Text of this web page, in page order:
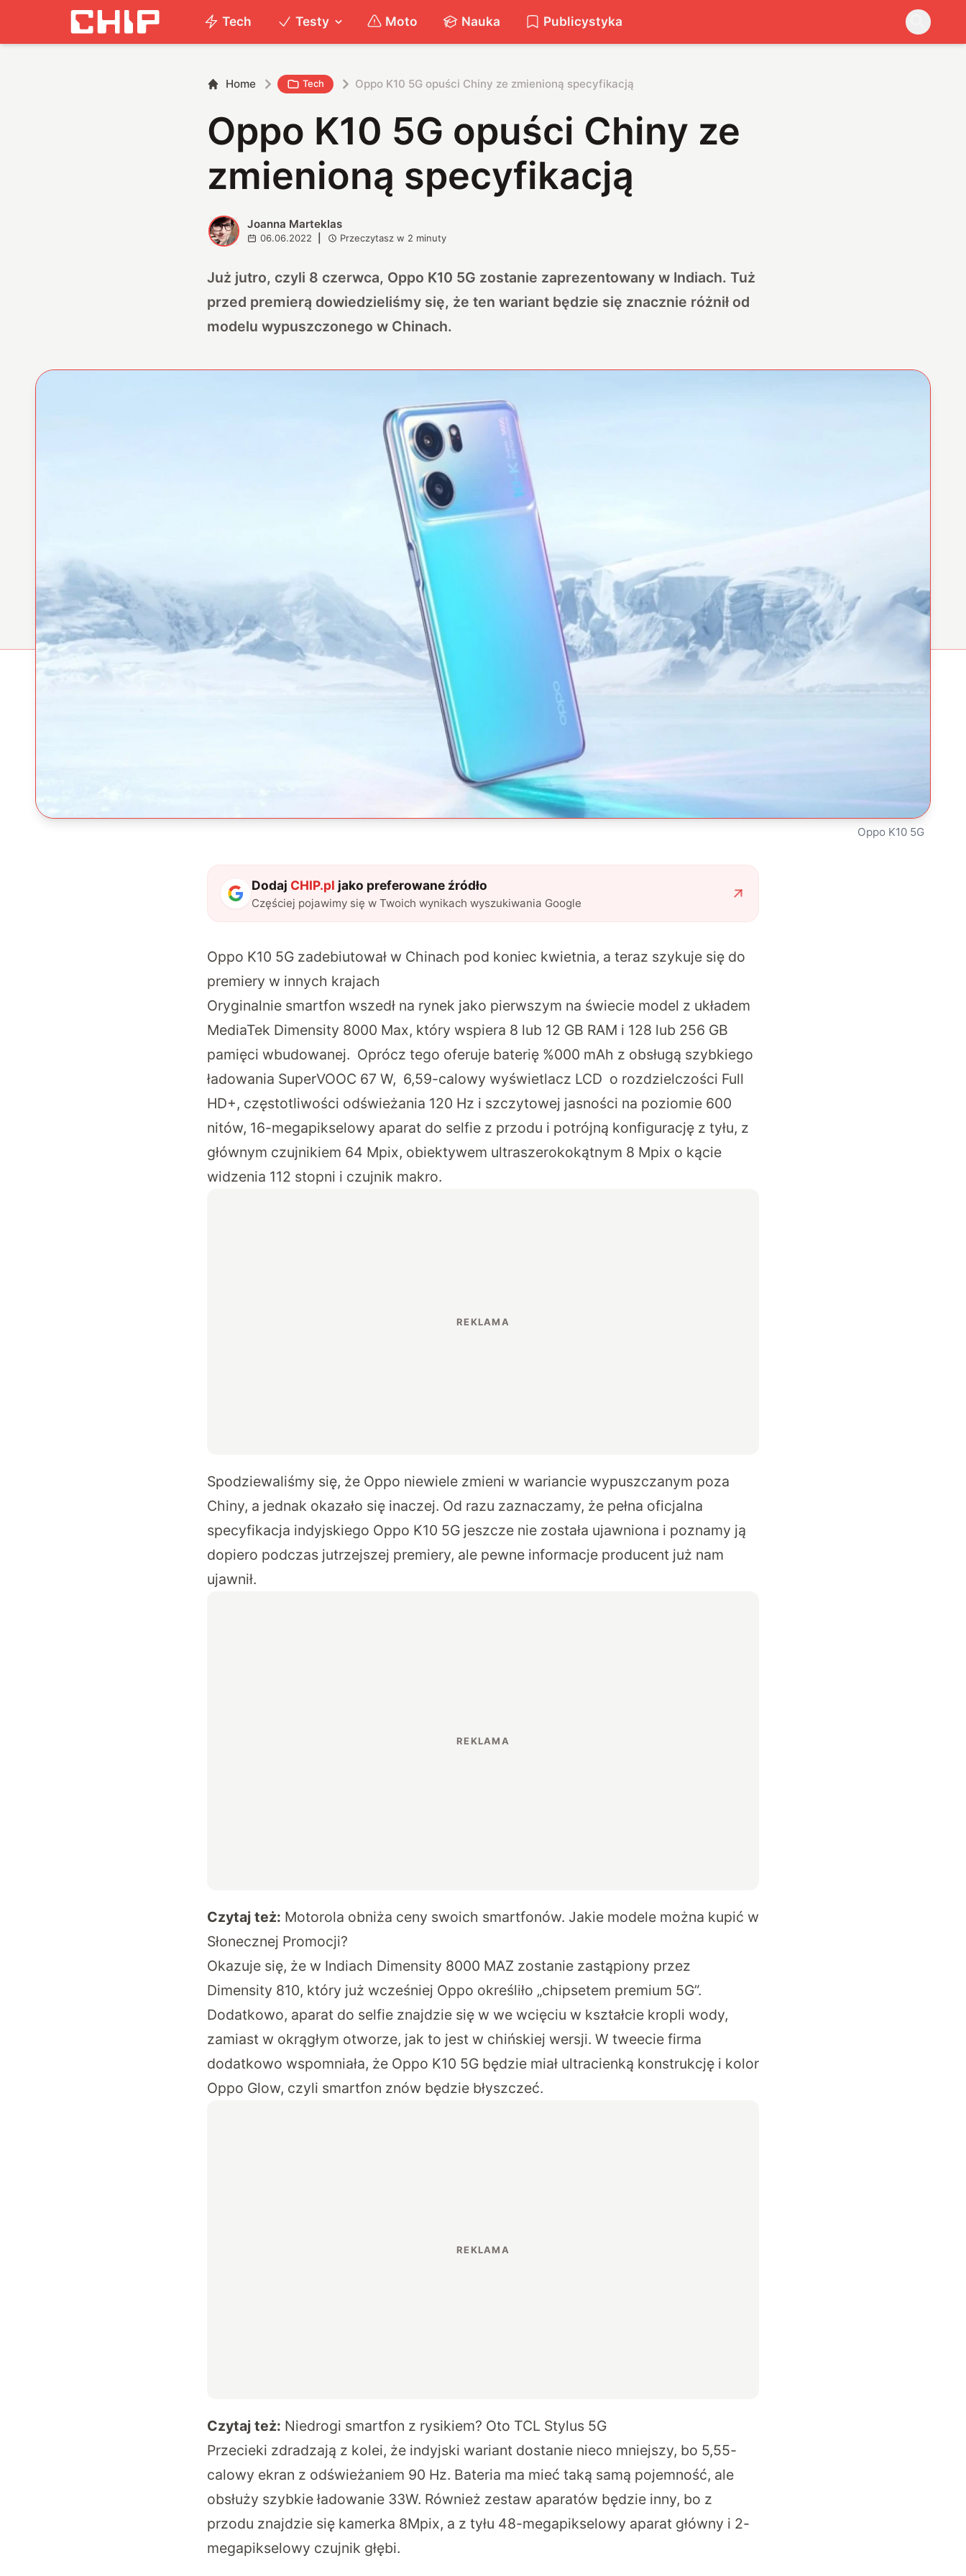
Tech Testy Moto Nauka Publicystyka
Home Tech Oppo K10 5G opuści Chiny ze zmienioną specyfikacją
Oppo K10 5G opuści Chiny ze
zmienioną specyfikacją
J Joanna Marteklas
06.06.2022 Przeczytasz w 2 minuty
Już jutro, czyli 8 czerwca, Oppo K10 5G zostanie zaprezentowany w Indiach. Tuż
przed premierą dowiedzieliśmy się, że ten wariant będzie się znacznie różnił od
modelu wypuszczonego w Chinach.
Oppo K10 5G
Dodaj CHIP.pl jako preferowane źródło
Częściej pojawimy się w Twoich wynikach wyszukiwania Google
Oppo K10 5G zadebiutował w Chinach pod koniec kwietnia, a teraz szykuje się do
premiery w innych krajach
Oryginalnie smartfon wszedł na rynek jako pierwszym na świecie model z układem
MediaTek Dimensity 8000 Max, który wspiera 8 lub 12 GB RAM i 128 lub 256 GB
pamięci wbudowanej. Oprócz tego oferuje baterię %000 mAh z obsługą szybkiego
ładowania SuperVOOC 67 W, 6,59-calowy wyświetlacz LCD o rozdzielczości Full
HD+, częstotliwości odświeżania 120 Hz i szczytowej jasności na poziomie 600
nitów, 16-megapikselowy aparat do selfie z przodu i potrójną konfigurację z tyłu, z
głównym czujnikiem 64 Mpix, obiektywem ultraszerokokątnym 8 Mpix o kącie
widzenia 112 stopni i czujnik makro.
Spodziewaliśmy się, że Oppo niewiele zmieni w wariancie wypuszczanym poza
Chiny, a jednak okazało się inaczej. Od razu zaznaczamy, że pełna oficjalna
specyfikacja indyjskiego Oppo K10 5G jeszcze nie została ujawniona i poznamy ją
dopiero podczas jutrzejszej premiery, ale pewne informacje producent już nam
ujawnił.
Czytaj też: Motorola obniża ceny swoich smartfonów. Jakie modele można kupić w
Słonecznej Promocji?
Okazuje się, że w Indiach Dimensity 8000 MAZ zostanie zastąpiony przez
Dimensity 810, który już wcześniej Oppo określiło „chipsetem premium 5G”.
Dodatkowo, aparat do selfie znajdzie się w we wcięciu w kształcie kropli wody,
zamiast w okrągłym otworze, jak to jest w chińskiej wersji. W tweecie firma
dodatkowo wspomniała, że Oppo K10 5G będzie miał ultracienką konstrukcję i kolor
Oppo Glow, czyli smartfon znów będzie błyszczeć.
Czytaj też: Niedrogi smartfon z rysikiem? Oto TCL Stylus 5G
Przecieki zdradzają z kolei, że indyjski wariant dostanie nieco mniejszy, bo 5,55-
calowy ekran z odświeżaniem 90 Hz. Bateria ma mieć taką samą pojemność, ale
obsłuży szybkie ładowanie 33W. Również zestaw aparatów będzie inny, bo z
przodu znajdzie się kamerka 8Mpix, a z tyłu 48-megapikselowy aparat główny i 2-
megapikselowy czujnik głębi.